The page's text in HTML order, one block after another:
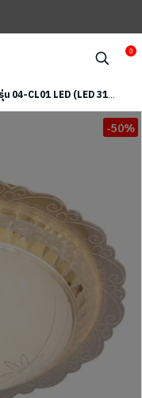
0
CL01 LED (LED 31W) สีทอง
-50%